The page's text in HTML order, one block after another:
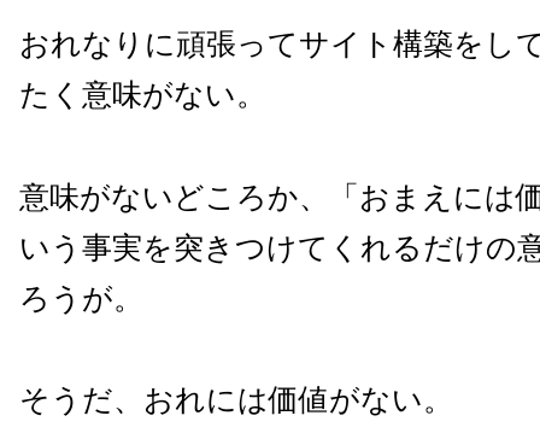
おれなりに頑張ってサイト構築をし
たく意味がない。
意味がないどころか、「おまえには
いう事実を突きつけてくれるだけの
ろうが。
そうだ、おれには価値がない。